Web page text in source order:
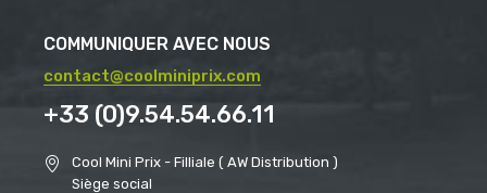
COMMUNIQUER AVEC NOUS
contact@coolminiprix.com
+33 (0)9.54.54.66.11
Cool Mini Prix - Filliale ( AW Distribution )
Siège social